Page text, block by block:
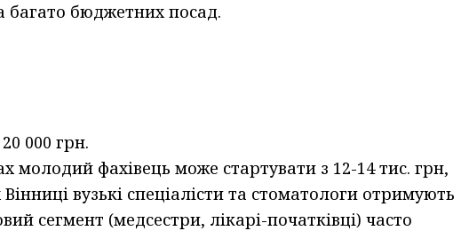
багато бюджетних посад.
000 грн.
молодий фахівець може стартувати з 12-14 тис. грн,
вузькі спеціалісти та стоматологи отримують
сегмент (медсестри, лікарі-початківці) часто